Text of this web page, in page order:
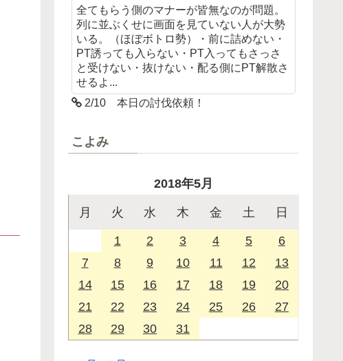
全てもらう側のマナーが皆無なのが問題。
列に並ぶくせに画面を見ていない人が大勢
いる。（ほぼボトロ勢）・前に詰めない・
PT誘っても入らない・PT入ってもさっさ
と受けない・抜けない・配る側にPT解散さ
せるよ...
2/10 本日の討伐依頼！
こよみ
2018年5月
月 火 水 木 金 土 日
1 2 3 4 5
6
7
8 9 10 11 12
13
14
15 16 17 18 19
20
21
22 23 24 25 26
27
28
29 30 31